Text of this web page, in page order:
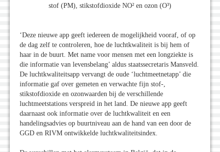
stof (PM), stikstofdioxide NO² en ozon (O³)
‘Deze nieuwe app geeft iedereen de mogelijkheid vooraf, of op
de dag zelf te controleren, hoe de luchtkwaliteit is bij hem of
haar in de buurt. Met name voor mensen met een longziekte is
die informatie van levensbelang’ aldus staatssecretaris Mansveld.
De luchtkwaliteitsapp vervangt de oude ‘luchtmeetnetapp’ die
informatie gaf over gemeten en verwachte fijn stof-,
stikstofdioxide en ozonwaarden bij de verschillende
luchtmeetstations verspreid in het land. De nieuwe app geeft
daarnaast ook informatie over de luchtkwaliteit en een
handelingsadvies op buurtniveau aan de hand van een door de
GGD en RIVM ontwikkelde luchtkwaliteitsindex.